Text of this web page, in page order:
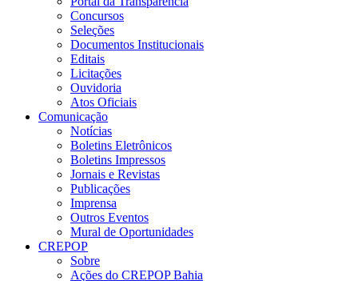
Concursos
Seleções
Documentos Institucionais
Editais
Licitações
Ouvidoria
Atos Oficiais
Comunicação
Notícias
Boletins Eletrônicos
Boletins Impressos
Jornais e Revistas
Publicações
Imprensa
Outros Eventos
Mural de Oportunidades
CREPOP
Sobre
Ações do CREPOP Bahia